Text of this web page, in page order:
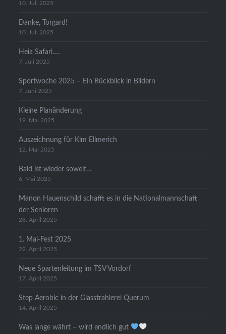
10. Juli 2025
Danke, Torgard!
10. Juli 2025
Heia Safari….
7. Juli 2025
Sportwoche 2025 – Ein Rückblick in Bildern
7. Juni 2025
Kleine Planänderung
19. Mai 2025
Auszeichnung für Kim Ellmerich
12. Mai 2025
Bald ist wieder soweit…
6. Mai 2025
Manon Hauenschild schafft es in die Nationalmannschaft
der Senioren
28. April 2025
1. Mai-Fest 2025
22. April 2025
Neue Spartenleitung im TSV Vordorf
17. April 2025
Step Aerobic in der Glasstrahlerei Querum
14. April 2025
Was lange währt – wird endlich gut